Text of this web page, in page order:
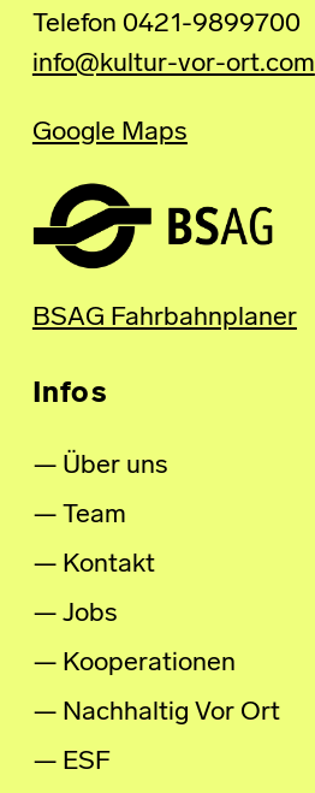
Telefon 0421-9899700
info@kultur-vor-ort.com
Google Maps
BSAG Fahrbahnplaner
Infos
Über uns
Team
Kontakt
Jobs
Kooperationen
Nachhaltig Vor Ort
ESF